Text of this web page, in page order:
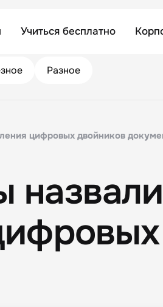
Учиться бесплатно
Разное
цифровых двойников